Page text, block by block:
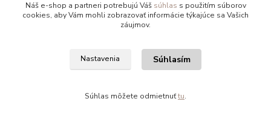
info@kvalitnaBielizen.sk
Copyright © kvalitnabielizen.sk
Náš e-shop a partneri potrebujú Váš súhlas s použitím súborov
cookies, aby Vám mohli zobrazovať informácie týkajúce sa Vašich
záujmov.
Nastavenia Súhlasím
Súhlas môžete odmietnuťtu.